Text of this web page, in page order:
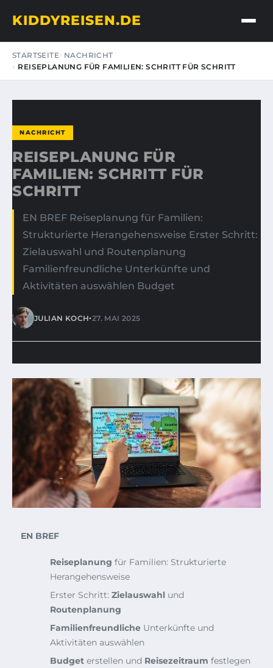
KIDDYREISEN.DE
STARTSEITE NACHRICHT
REISEPLANUNG FÜR FAMILIEN: SCHRITT FÜR SCHRITT
NACHRICHT
REISEPLANUNG FÜR
FAMILIEN: SCHRITT FÜR
SCHRITT
EN BREF Reiseplanung für Familien:
Strukturierte Herangehensweise Erster Schritt:
Zielauswahl und Routenplanung
Familienfreundliche Unterkünfte und
Aktivitäten auswählen Budget
JULIAN KOCH•27. MAI 2025
EN BREF
Reiseplanung für Familien: Strukturierte
Herangehensweise
Erster Schritt: Zielauswahl und
Routenplanung
Familienfreundliche Unterkünfte und
Aktivitäten auswählen
Budget erstellen und Reisezeitraum festlegen